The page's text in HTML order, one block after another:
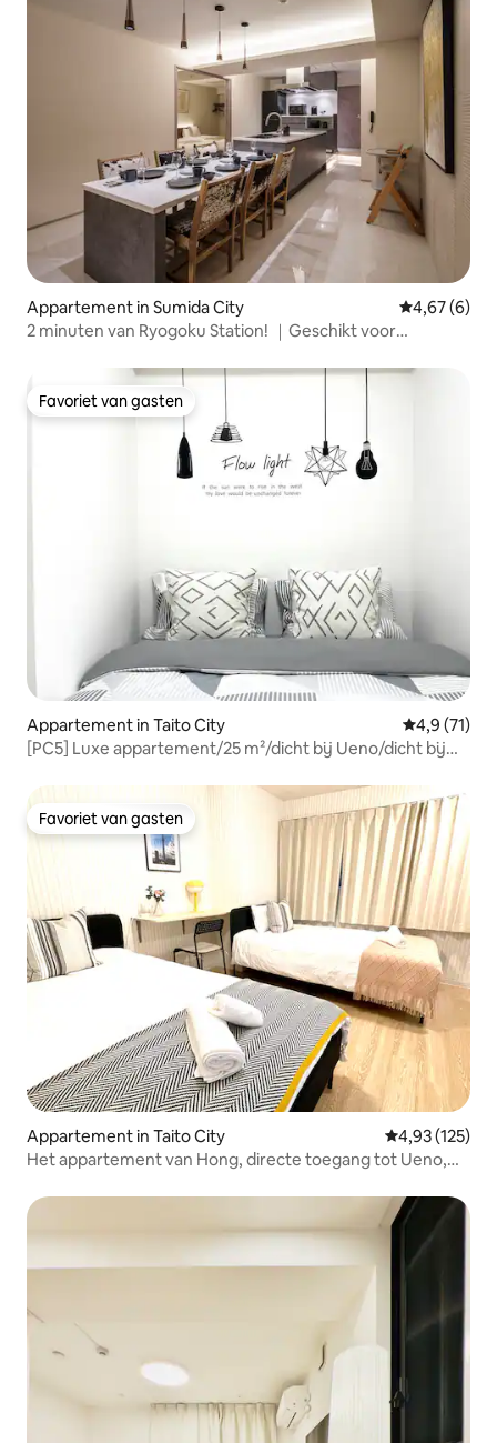
Appartement in Sumida City Gemiddelde
4,67 (6)
2 minuten van Ryogoku Station! ｜Geschikt voor
voor maximaal 10 personen・2 woonkamers, 1 eetkamer
en 1 woonkamer・2 toiletten・2 douches,【...
Favoriet van gasten
Favoriet van gasten
Appartement in Taito City
4,9 (71)
[PC5] Luxe appartement/25 m²/dicht bij Ueno/dicht bij
verbinding met Ginza, Shibuya en Tokyo Tower/snelle
wifi/lift aanwezig
Favoriet van gasten
Favoriet van gasten
Appartement in Taito City Gemiddelde
4,93 (125)
Het appartement van Hong, directe toegang tot Ueno,
personen, 1 verdieping